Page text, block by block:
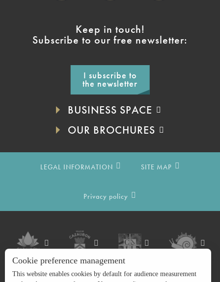
Keep in touch!
Subscribe to our free newsletter:
I subscribe to
the newsletter
BUSINESS SPACE
OUR BROCHURES
LEGAL INFORMATION SITE MAP
Privacy policy
Cookie preference management
This website enables cookies by default for audience measurement